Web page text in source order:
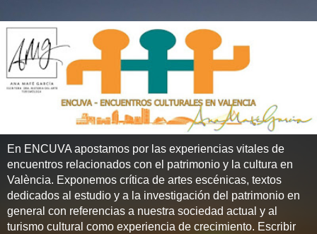
En ENCUVA apostamos por las experiencias vitales de
encuentros relacionados con el patrimonio y la cultura en
València. Exponemos crítica de artes escénicas, textos
dedicados al estudio y a la investigación del patrimonio en
general con referencias a nuestra sociedad actual y al
turismo cultural como experiencia de crecimiento. Escribir